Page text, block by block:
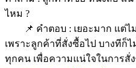
ไหม ?
📌 คำตอบ : เยอะมาก แต่ไ
เพราะลูกค้าที่สั่งซื้อไป บางทีก็
ทุกคน เพื่อความแน่ใจในการสั่